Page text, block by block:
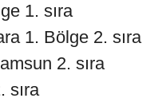
1. sıra
1. Bölge 2. sıra
2. sıra
sıra